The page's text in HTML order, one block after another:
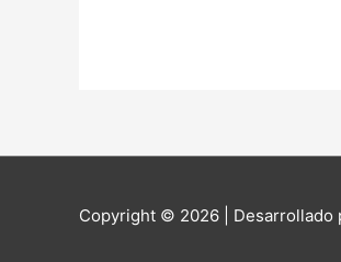
Copyright © 2026 | Desarrollado